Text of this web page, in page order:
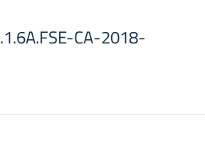
CA-2018-